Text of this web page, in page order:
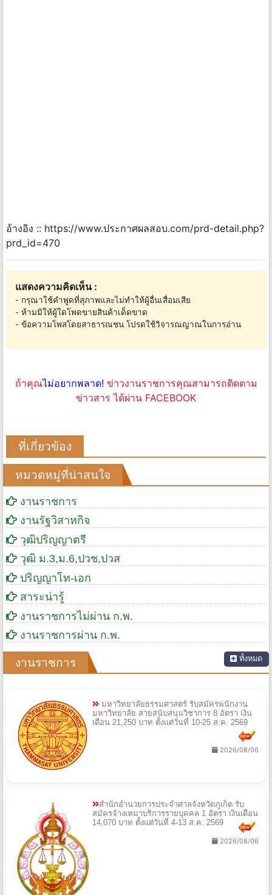
อ้างอิง :: https://www.ประกาศผลสอบ.com/prd-detail.php?
prd_id=470
แสดงความคิดเห็น :
- กรุณาใช้คำพูดที่สุภาพและไม่ทำให้ผู้อื่นเสื่อมเสีย
- ห้ามมิให้ผู้ใดโพดขายสินค้าเด็ดขาด
- ข้อความโพสโดยสาธารณชน โปรดใช้วิจารณญาณในการอ่าน
ถ้าคุณไม่อยากพลาด! ข่าวงานราชการคุณสามารถติดตาม
ข่าวสาร ได้ผ่าน FACEBOOK
ที่เกี่ยวข้อง
หมวดหมู่ที่น่าสนใจ
งานราชการ
งานรัฐวิสาหกิจ
วุฒิปริญญาตรี
วุฒิ ม.3,ม.6,ปวช,ปวส
ปริญญาโท-เอก
สาระน่ารู้
งานราชการไม่ผ่าน ก.พ.
งานราชการผ่าน ก.พ.
งานราชการ ทั้งหมด
มหาวิทยาลัยธรรมศาสตร์ รับสมัครพนักงาน
มหาวิทยาลัย สายสนับสนุนวิชาการ 8 อัตรา เงิน
เดือน 21,250 บาท ตั้งแต่วันที่ 10-25 ส.ค. 2569
2026/08/06
สำนักอำนวยการประจำศาลจังหวัดภูเก็ต รับ
สมัครจ้างเหมาบริการรายบุคคล 1 อัตรา เงินเดือน
14,070 บาท ตั้งแต่วันที่ 4-13 ส.ค. 2569
2026/08/06